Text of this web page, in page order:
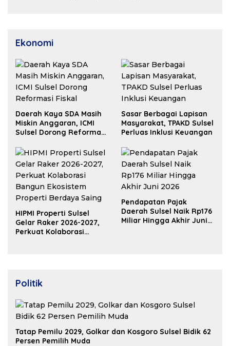
Ekonomi
Daerah Kaya SDA Masih
Miskin Anggaran, ICMI
Sulsel Dorong Reformasi
Sasar Berbagai Lapisan
Masyarakat, TPAKD Sulsel
Perluas Inklusi Keuangan
HIPMI Properti Sulsel
Gelar Raker 2026-2027,
Perkuat Kolaborasi
Pendapatan Pajak
Daerah Sulsel Naik Rp176
Miliar Hingga Akhir Juni
Politik
Tatap Pemilu 2029, Golkar dan Kosgoro Sulsel Bidik 62
Persen Pemilih Muda